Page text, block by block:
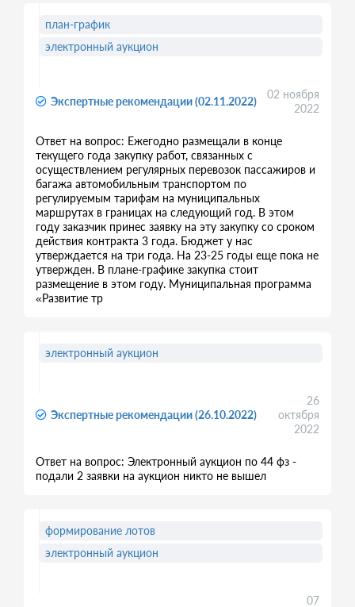
Экспертные рекомендации (02.11.2022)
02 ноября
2022
Ответ на вопрос: Ежегодно размещали в конце
текущего года закупку работ, связанных с
осуществлением регулярных перевозок пассажиров и
багажа автомобильным транспортом по
регулируемым тарифам на муниципальных
маршрутах в границах на следующий год. В этом
году заказчик принес заявку на эту закупку со сроком
действия контракта 3 года. Бюджет у нас
утверждается на три года. На 23-25 годы еще пока не
утвержден. В плане-графике закупка стоит
размещение в этом году. Муниципальная программа
«Развитие тр
план-график
электронный аукцион
Экспертные рекомендации (26.10.2022)
26
октября
2022
Ответ на вопрос: Электронный аукцион по 44 фз -
подали 2 заявки на аукцион никто не вышел
электронный аукцион
07
формирование лотов
электронный аукцион